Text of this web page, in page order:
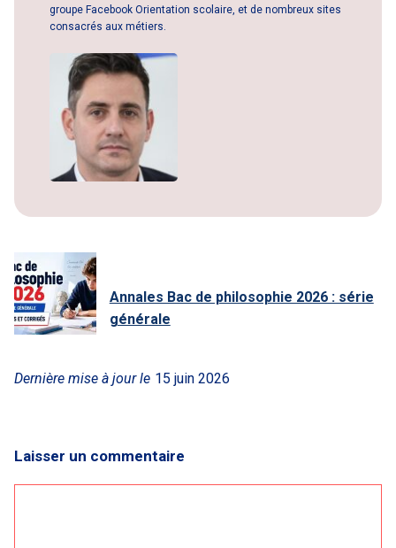
groupe Facebook Orientation scolaire, et de nombreux sites
consacrés aux métiers.
Annales Bac de philosophie 2026 : série
générale
Dernière mise à jour le 15 juin 2026
Laisser un commentaire